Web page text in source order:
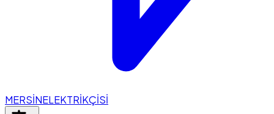
MERSİNELEKTRİKÇİSİ